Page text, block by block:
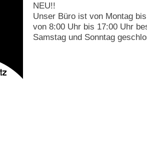
NEU!!
Unser Büro ist von Montag
von 8:00 Uhr bis 17:00 Uhr
Samstag und Sonntag